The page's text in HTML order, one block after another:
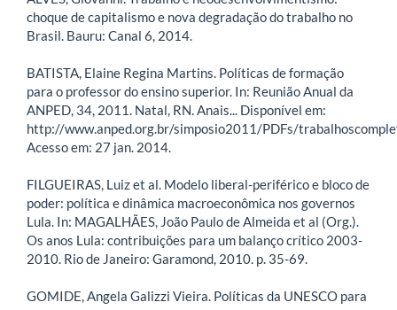
choque de capitalismo e nova degradação do trabalho no
Brasil. Bauru: Canal 6, 2014.
BATISTA, Elaine Regina Martins. Políticas de formação
para o professor do ensino superior. In: Reunião Anual da
ANPED, 34, 2011. Natal, RN. Anais... Disponível em:
http://www.anped.org.br/simposio2011/PDFs/
Acesso em: 27 jan. 2014.
FILGUEIRAS, Luiz et al. Modelo liberal-periférico e bloco de
poder: política e dinâmica macroeconômica nos governos
Lula. In: MAGALHÃES, João Paulo de Almeida et al (Org.).
Os anos Lula: contribuições para um balanço crítico 2003-
2010. Rio de Janeiro: Garamond, 2010. p. 35-69.
GOMIDE, Angela Galizzi Vieira. Políticas da UNESCO para